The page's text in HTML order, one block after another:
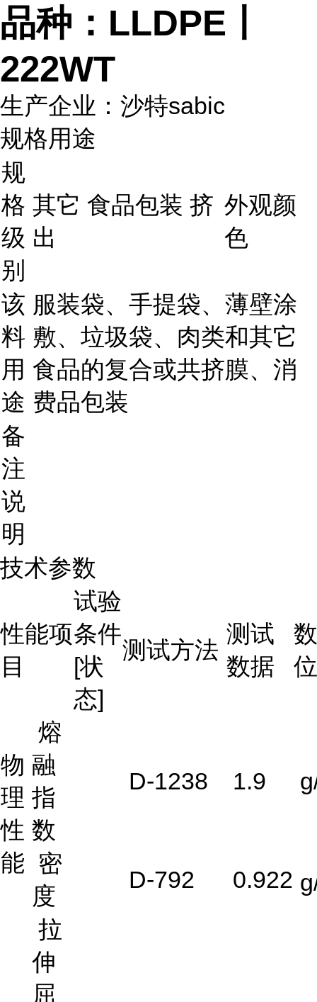
品种：LLDPE丨
222WT
生产企业：沙特sabic
规格用途
规
格
级
别
其它 食品包装 挤
出
外观颜
色
该
料
用
途
服装袋、手提袋、薄壁涂
敷、垃圾袋、肉类和其它
食品的复合或共挤膜、消
费品包装
备
注
说
明
技术参数
性能项
目
试验
条件
[状
态]
测试方法
测试
数据
位
物
理
性
能
熔
融
指
数
D-1238 1.9
密
度
D-792 0.922
拉
伸
屈